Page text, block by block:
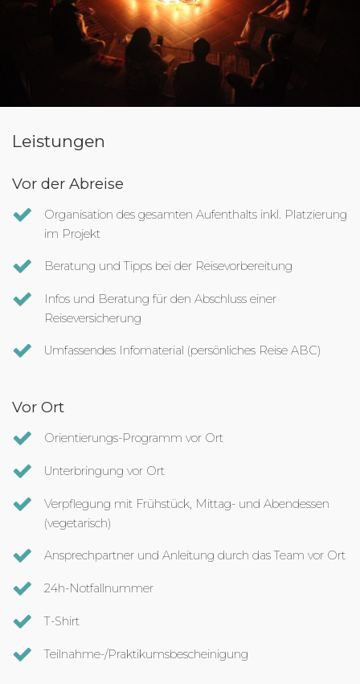
Leistungen
Vor der Abreise
Organisation des gesamten Aufenthalts inkl. Platzierung
im Projekt
Beratung und Tipps bei der Reisevorbereitung
Infos und Beratung für den Abschluss einer
Reiseversicherung
Umfassendes Infomaterial (persönliches Reise ABC)
Vor Ort
Orientierungs-Programm vor Ort
Unterbringung vor Ort
Verpflegung mit Frühstück, Mittag- und Abendessen
(vegetarisch)
Ansprechpartner und Anleitung durch das Team vor Ort
24h-Notfallnummer
T-Shirt
Teilnahme-/Praktikumsbescheinigung